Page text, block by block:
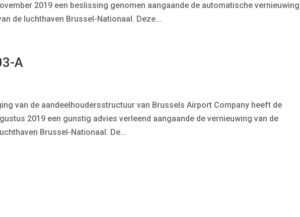
2019 een beslissing genomen aangaande de automatische vernieuwing
de luchthaven Brussel-Nationaal. Deze...
A
van de aandeelhoudersstructuur van Brussels Airport Company heeft de
2019 een gunstig advies verleend aangaande de vernieuwing van de
Brussel-Nationaal. De...